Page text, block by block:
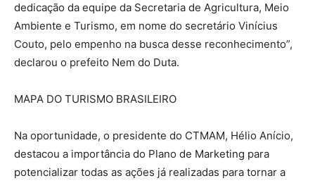
dedicação da equipe da Secretaria de Agricultura, Meio
Ambiente e Turismo, em nome do secretário Vinícius
Couto, pelo empenho na busca desse reconhecimento”,
declarou o prefeito Nem do Duta.
MAPA DO TURISMO BRASILEIRO
Na oportunidade, o presidente do CTMAM, Hélio Anício,
destacou a importância do Plano de Marketing para
potencializar todas as ações já realizadas para tornar a